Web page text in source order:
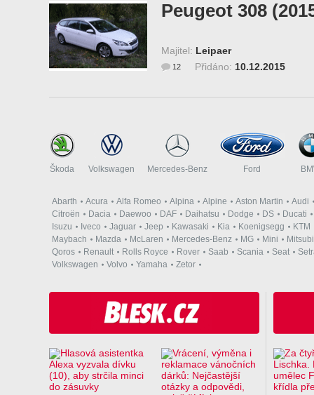
Peugeot 308
Majitel: Leipaer
Přidáno: 10.12.2015
12
Škoda Volkswagen Mercedes-Benz Ford
Abarth Acura Alfa Romeo Alpina Alpine Aston Martin
Audi
Citroën
Dacia Daewoo DAF Daihatsu Dodge DS
Ducati
Isuzu
Iveco Jaguar Jeep Kawasaki Kia Koenigsegg
KTM
Maybach
Mazda McLaren Mercedes-Benz MG Mini
Qoros
Renault Rolls Royce Rover Saab Scania Seat
Volkswagen
Volvo Yamaha Zetor